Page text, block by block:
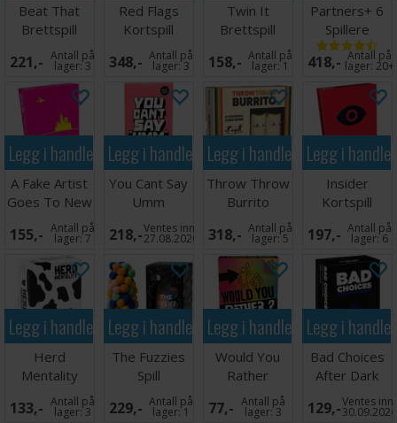
Beat That
Brettspill
221,- Antall på
lager:3
Red Flags
Kortspill
348,- Antall på
lager:3
Twin It
Brettspill
158,- Antall på
lager:1
Partners+ 6
Spillere
Brettspill
418,- Antall på
lager:20+
Legg i handlekurven
A Fake Artist
Goes To New
York Kortspil
155,- Antall på
lager:7
Legg i handlekurven
You Cant Say
Umm
Partyspill
218,-Ventes inn
27.08.2026
Legg i handlekurven
Throw Throw
Burrito
Brettspill -
Norsk
318,- Antall på
lager:5
Legg i
Insider
Kortspill
(Norsk)
197,- Antall på
lager:6
Legg i handlekurven
Herd
Mentality
Brettspill -
Reiseutgave
133,- Antall på
lager:3
Legg i handlekurven
The Fuzzies
Spill
229,- Antall på
lager:1
Legg i handlekurven
Would You
Rather
Partyspill
77,- Antall på
lager:3
Legg i
Bad Choices
After Dark
Partyspill
129,-Ventes inn
30.09.2026